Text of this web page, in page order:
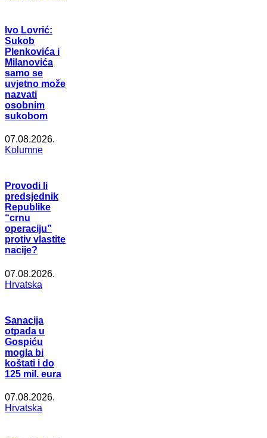
Ivo Lovrić:
Sukob
Plenkovića i
Milanovića
samo se
uvjetno može
nazvati
osobnim
sukobom
07.08.2026.
Kolumne
Provodi li
predsjednik
Republike
“crnu
operaciju”
protiv vlastite
nacije?
07.08.2026.
Hrvatska
Sanacija
otpada u
Gospiću
mogla bi
koštati i do
125 mil. eura
07.08.2026.
Hrvatska